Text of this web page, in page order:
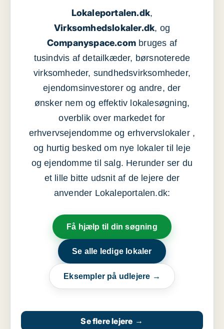
Lokaleportalen.dk,
Virksomhedslokaler.dk, og
Companyspace.com bruges af
tusindvis af detailkæder, børsnoterede
virksomheder, sundhedsvirksomheder,
ejendomsinvestorer og andre, der
ønsker nem og effektiv lokalesøgning,
overblik over markedet for
erhvervsejendomme og erhvervslokaler ,
og hurtig besked om nye lokaler til leje
og ejendomme til salg. Herunder ser du
et lille bitte udsnit af de lejere der
anvender Lokaleportalen.dk:
Få hjælp til din søgning
Se alle ledige lokaler
Eksempler på udlejere →
Se flere lejere →